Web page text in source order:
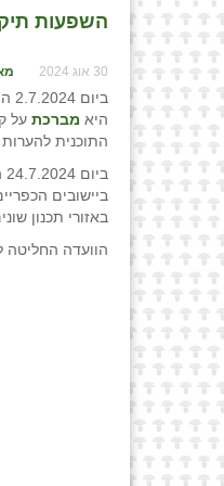
השפעות תיקון 5 לתמ"א 35 על פיצול מגרשים מנחלות ומשקי עזר - חלק א' / אביגדור
30 אוג 2024
היא מברכת על
התוכנית להערות הועדות
ביישובים
באזורי תכנון
הוועדה